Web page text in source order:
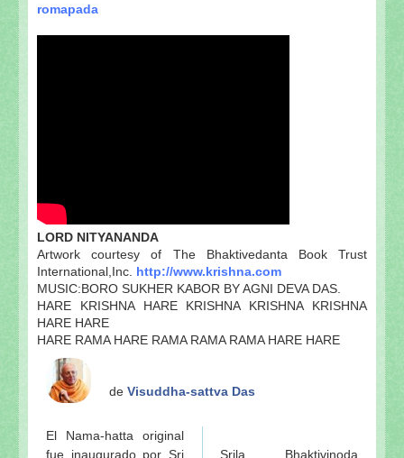
romapada
LORD NITYANANDA
Artwork courtesy of The Bhaktivedanta Book Trust
International,Inc. http://www.krishna.com
MUSIC:BORO SUKHER KABOR BY AGNI DEVA DAS.
HARE KRISHNA HARE KRISHNA KRISHNA KRISHNA
HARE HARE
HARE RAMA HARE RAMA RAMA RAMA HARE HARE
de Visuddha-sattva Das
El Nama-hatta original
fue inaugurado por Sri
Srila Bhaktivinoda